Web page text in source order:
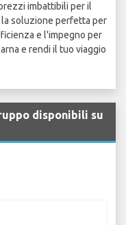
imbattibili per il
soluzione perfetta per
e l'impegno per
e rendi il tuo viaggio
disponibili su